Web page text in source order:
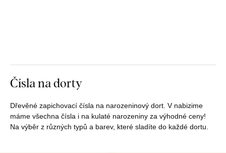
Čísla na dorty
Dřevěné zapichovací čísla na narozeninový dort. V nabizime
máme všechna čísla i na kulaté narozeniny za výhodné ceny!
Na výběr z různých typů a barev, které sladíte do každé dortu.